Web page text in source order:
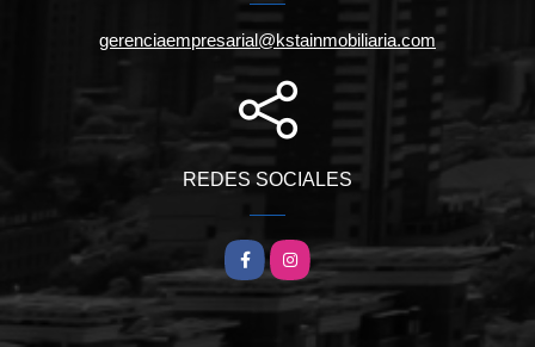
gerenciaempresarial@kstainmobiliaria.com
REDES SOCIALES
FacebookInstagram